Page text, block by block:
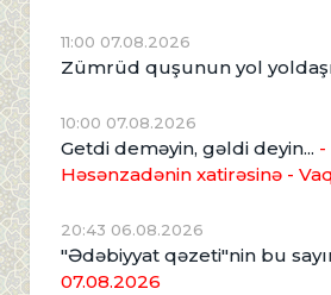
11:00 07.08.2026
Zümrüd quşunun yol
10:00 07.08.2026
Getdi deməyin, gəldi deyin... -
Həsənzadənin xatirəsinə -
20:43 06.08.2026
"Ədəbiyyat qəzeti"nin bu
07.08.2026